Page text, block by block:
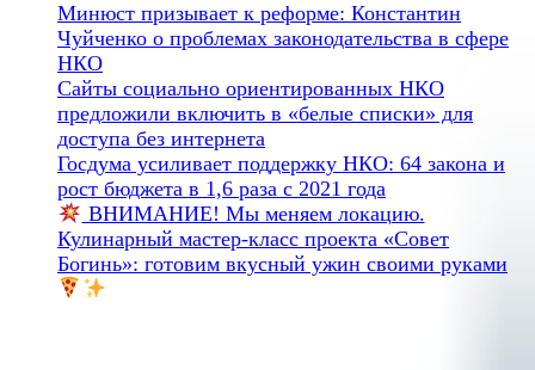
Минюст призывает к реформе: Константин
Чуйченко о проблемах законодательства в сфере
НКО
Сайты социально ориентированных НКО
предложили включить в «белые списки» для
доступа без интернета
Госдума усиливает поддержку НКО: 64 закона и
рост бюджета в 1,6 раза с 2021 года
ВНИМАНИЕ! Мы меняем локацию.
Кулинарный мастер-класс проекта «Совет
Богинь»: готовим вкусный ужин своими руками